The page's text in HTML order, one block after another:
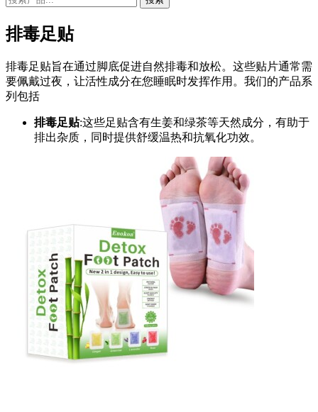
排毒足贴
排毒足贴旨在通过脚底促进自然排毒和放松。这些贴片通常需
要佩戴过夜，让活性成分在您睡眠时发挥作用。我们的产品系
列包括
排毒足贴:这些足贴含有生姜和绿茶等天然成分，有助于
排出杂质，同时提供舒缓温热和抗氧化功效。